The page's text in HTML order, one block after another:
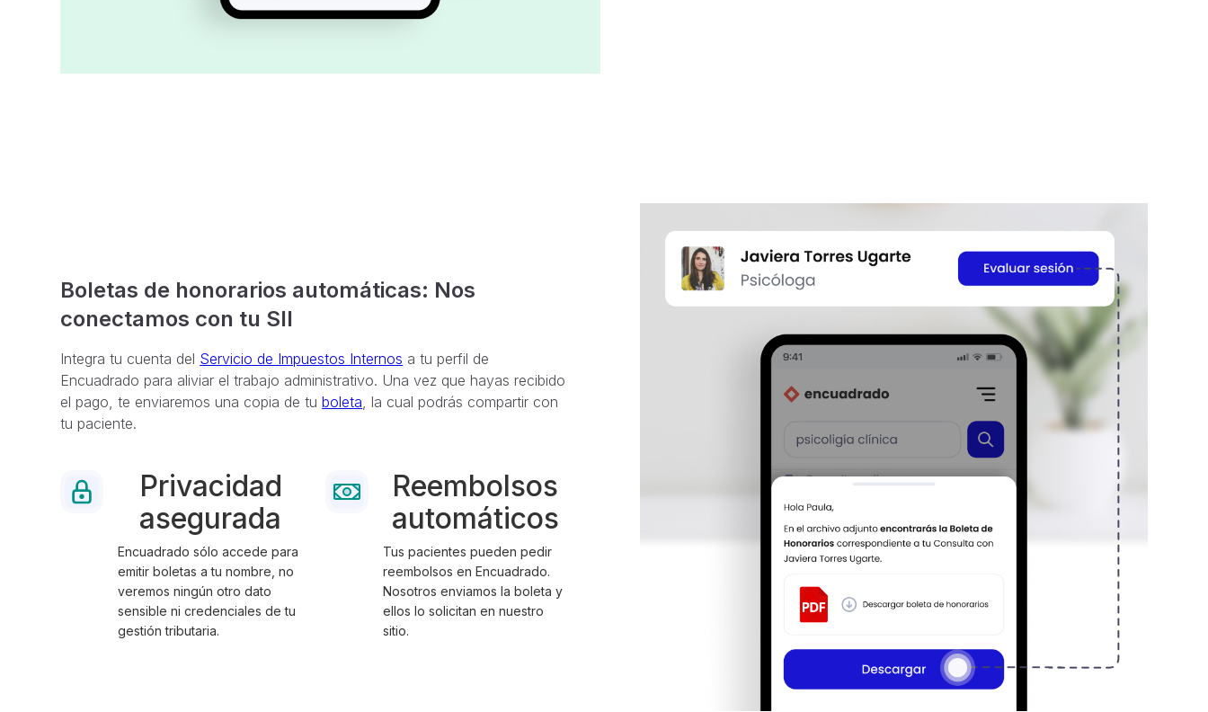
Boletas de honorarios automáticas: Nos
conectamos con tu SII
Integra tu cuenta del Servicio de Impuestos Internos a tu perfil de
Encuadrado para aliviar el trabajo administrativo. Una vez que hayas recibido
el pago, te enviaremos una copia de tuboleta , la cual podrás compartir con
tu paciente.
Privacidad
asegurada
Encuadrado sólo accede para
emitir boletas a tu nombre, no
veremos ningún otro dato
sensible ni credenciales de tu
gestión tributaria.
Reembolsos
automáticos
Tus pacientes pueden pedir
reembolsos en Encuadrado.
Nosotros enviamos la boleta y
ellos lo solicitan en nuestro
sitio.